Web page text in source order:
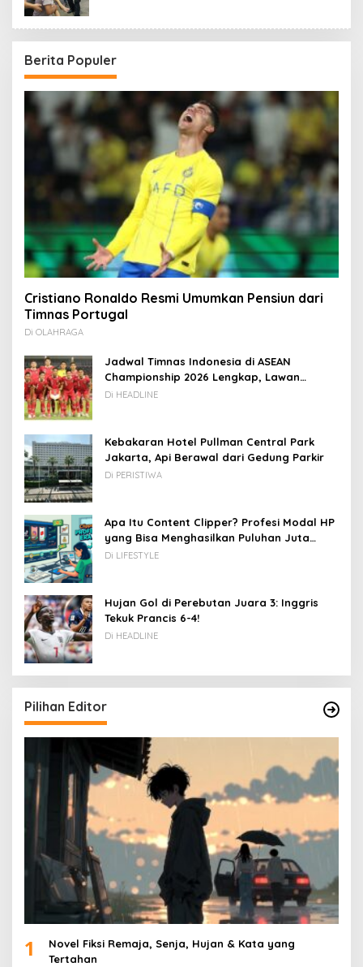
Berita Populer
Cristiano Ronaldo Resmi Umumkan Pensiun dari
Timnas Portugal
Di OLAHRAGA
Jadwal Timnas Indonesia di ASEAN
Championship 2026 Lengkap, Lawan
Kamboja hingga Vietnam
Di HEADLINE
Kebakaran Hotel Pullman Central Park
Jakarta, Api Berawal dari Gedung Parkir
Di PERISTIWA
Apa Itu Content Clipper? Profesi Modal HP
yang Bisa Menghasilkan Puluhan Juta
Rupiah
Di LIFESTYLE
Hujan Gol di Perebutan Juara 3: Inggris
Tekuk Prancis 6-4!
Di HEADLINE
Pilihan Editor
1
Novel Fiksi Remaja, Senja, Hujan & Kata yang
Tertahan